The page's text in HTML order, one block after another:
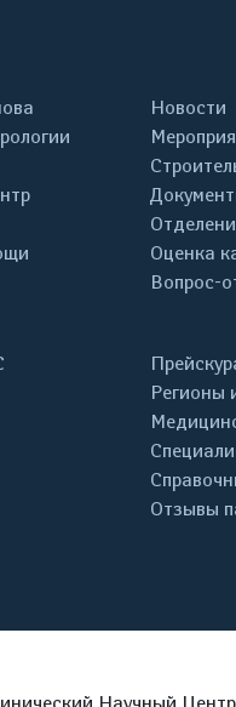
Новости
Оценка
Вопрос-
Регионы
Отзывы